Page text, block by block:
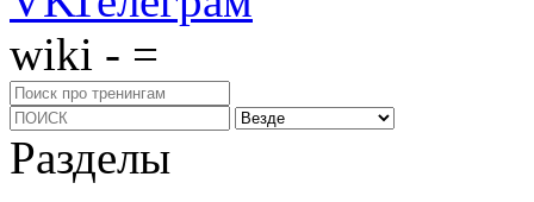
wiki - =
Разделы